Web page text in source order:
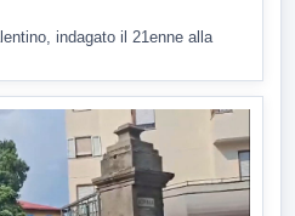
indagato il 21enne alla